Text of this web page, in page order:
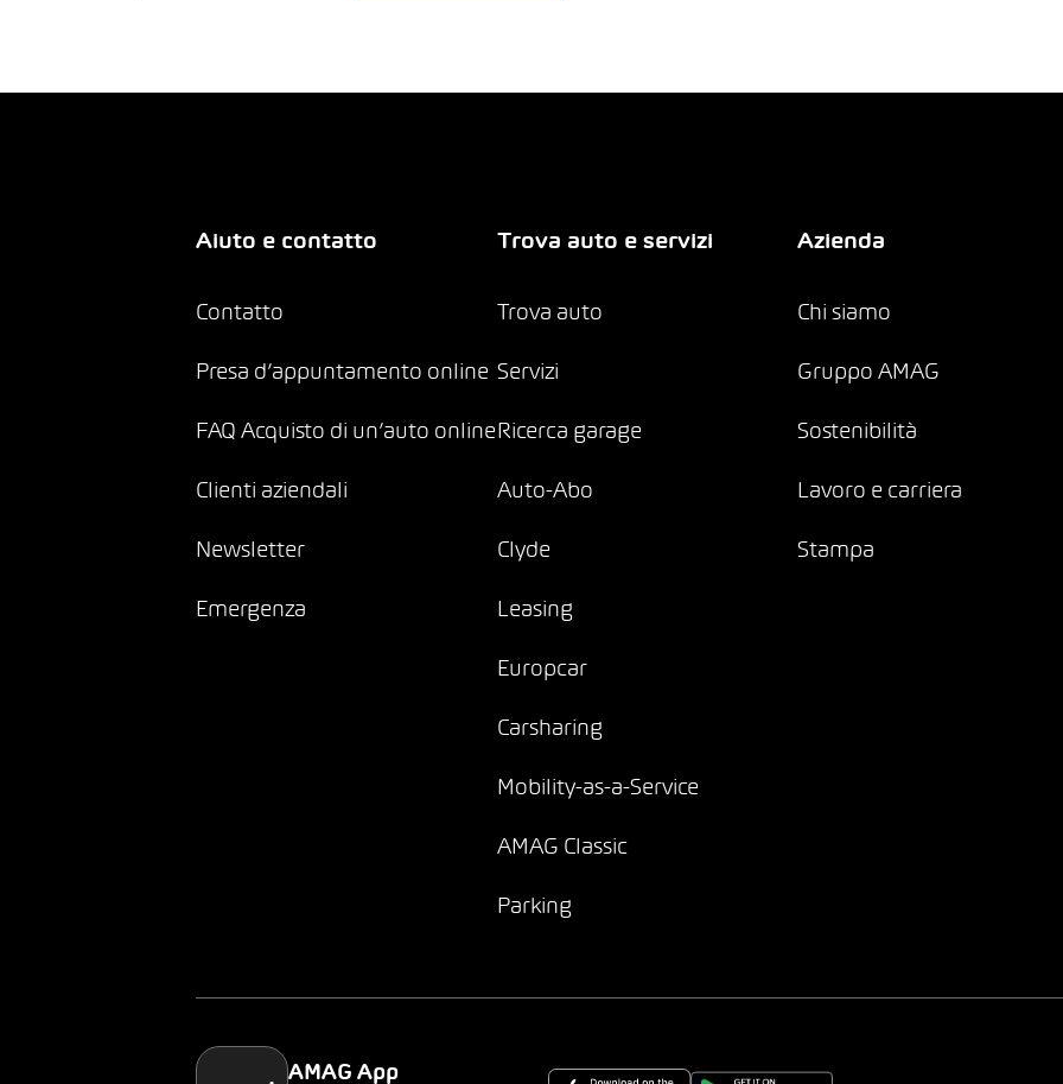
Aiuto e contatto
Contatto
Presa d’appuntamento online
FAQ Acquisto di un’auto online
Clienti aziendali
Newsletter
Emergenza
Trova auto e servizi
Trova auto
Servizi
Ricerca garage
Auto-Abo
Clyde
Leasing
Europcar
Carsharing
Mobility-as-a-Service
AMAG Classic
Parking
Azienda
Chi siamo
Gruppo AMAG
Sostenibilità
Lavoro e carriera
Stampa
AMAG App